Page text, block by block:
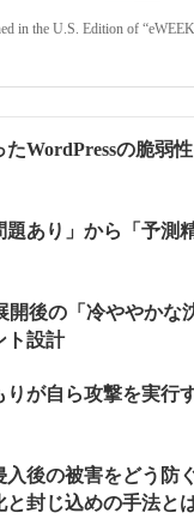
in the U.S. Edition of